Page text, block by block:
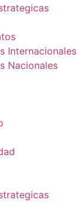
Internacionales
Nacionales